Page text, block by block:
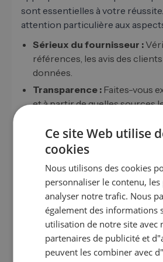
sont essentielles à votre
attention particulière aux
Sérieux du fournisseur :
références, les avis des
données.
Transparence : Faites-vous
et à partir de quelles sources
Test d'achats :Commencez
plus petit pour garantir la
Protection des données :
de conformité à toutes les
Exclusivité :Précisez si les
vendus exclusivement.
Conseil : définissez des KPI
qualité des leadset -
Ce site Web utilise
cookies
Nous utilisons des cookies
personnaliser le contenu,
analyser notre trafic. Nous
également des informations
utilisation de notre site avec
partenaires de publicité et
peuvent les combiner avec